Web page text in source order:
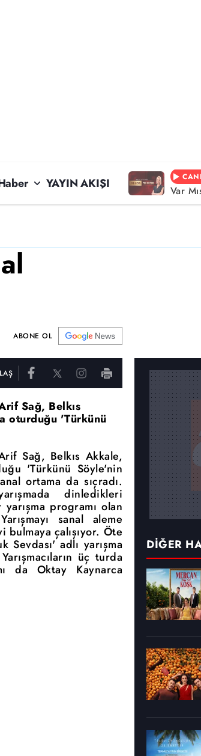
YAYIN AKIŞI Var
ABONE OL
Sağ, Belkıs
oturduğu 'Türkünü
Sağ, Belkıs Akkale,
'Türkünü Söyle'nin
ortama da sıçradı.
dinledikleri
programı olan
sanal aleme
çalışıyor. Öte
Sevdası' adlı yarışma
üç turda
da Oktay Kaynarca
DİĞER